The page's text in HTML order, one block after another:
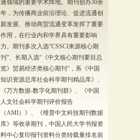
通领域的重要学术阵地。期刊创办30余
年，为传播商业前沿理论、促进流通创
新发展、推动商贸流通变革发挥了重要
作用，在行业内和学界具有重要影响
力。期刊多次入选“CSSCI来源核心期
刊”、长期入选“《中文核心期刊要目总
览》贸易经济类核心期刊”，系《中国
知识资源总库社会科学期刊精品库》、
《万方数据-数字化期刊群》、《中国
人文社会科学期刊评价报告
（AMI）》、《维普中文科技期刊数据
库》等收录期刊，中国人民大学书报资
料中心复印报刊资料分类转载量排名前